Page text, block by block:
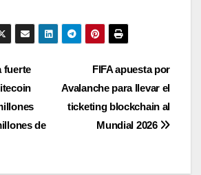
FIFA apuesta por
Avalanche para llevar el
ticketing blockchain al
Mundial 2026
fuerte
de